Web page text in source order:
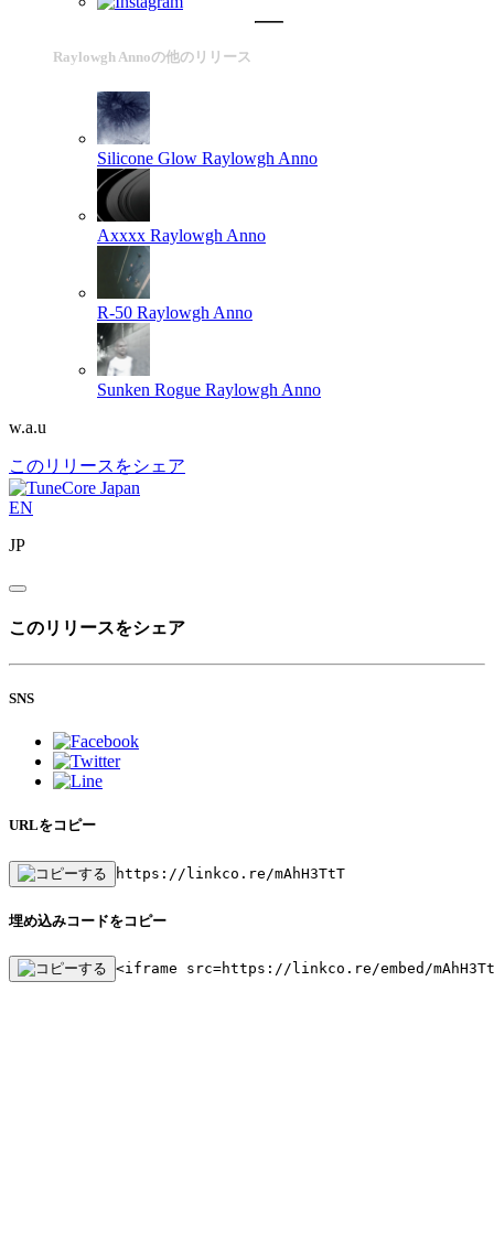
Raylowgh Annoの他のリリース
Silicone Glow Raylowgh Anno
Axxxx Raylowgh Anno
R-50 Raylowgh Anno
Sunken Rogue Raylowgh Anno
w.a.u
このリリースをシェア
EN
JP
このリリースをシェア
SNS
URLをコピー
https://linkco.re/mAhH3TtT
埋め込みコードをコピー
<iframe src=https://linkco.re/embed/